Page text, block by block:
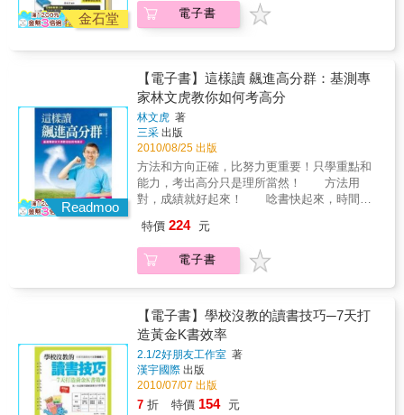
處。◎統整性表格清楚歸納狀元們各科的學習
重要方法、滿分祕密，從中吸收有效的學習
複習加練習。3. 訂定目標及讀書計畫，努力朝
目標前進。4. 時間分配有策略，善用零散時間
學習。5. 找出最適合自己的學習方法、讀書環
境。6. 保握自己的強項科目，不輕言放棄自己
的弱項科目，學習遇到問題一定趕快理解。7.
勤做筆記，把知識圖表化，用不同色筆清楚分
層重點。8. 熟練各式題型，勤寫考古題可快速
抓出重點。9. 多看報紙新聞，接觸時事。10.
多一分準備，就多一分機會。「勤作筆記」是
好的學習方式，可惜市面上這麼多筆記書，卻
報記者走訪全臺十六位99年大學學測滿級分的
高中生，獨家分享他們的學習歷程、習慣、各
科目有效的準備方法，和做筆記的獨門妙招。
門為臺灣學子設計的學習筆記書提供青年學子
們更多學習法，讓學生更快找到屬於自己的讀
書方法，重新檢視自己的學習方式，進而愛上
學習。
臺中高中楊博亞：「數學重視觀念理解，自己
寫『大觀念筆記』，考前再練習各類題型。」
武陵高中黃筑煙：「建議各科分別集中一本整
考的內容，用折頁提醒自己。」彰化高中張佑
瀚：「自製歷史筆記，畫出橫向編年紀事的圖
表，以不同顏色標示中西方歷史大事，一目了
然。」本書特色：◎十六位大學學測滿級分高
中生，有效準備各科的方法，和記筆記的獨門
妙招。鎮◎十六對不同社經狀況的滿分狀元父
母們，傳授獨家教養祕訣。◎政大教授、建中
師生、永平高中校長的「筆記活用術」，教你
處。◎統整性表格清楚歸納狀元們各科的學習
重要方法、滿分祕密，從中吸收有效的學習
法。滿分狀元們的十大滿分祕笈：1. 作息正
常，絕不熬夜。2. 課前預習、課中專心、課後
複習加練習。3. 訂定目標及讀書計畫，努力朝
目標前進。4. 時間分配有策略，善用零散時間
學習。5. 找出最適合自己的學習方法、讀書環
境。6. 保握自己的強項科目，不輕言放棄自己
的弱項科目，學習遇到問題一定趕快理解。7.
勤做筆記，把知識圖表化，用不同色筆清楚分
層重點。8. 熟練各式題型，勤寫考古題可快速
抓出重點。9. 多看報紙新聞，接觸時事。10.
金石堂 電子書
Readmoo
【電子書】這樣讀 飆進高分群：基測專
家林文虎教你如何考高分
林文虎 著
三采 出版
2010/08/25 出版
方法和方向正確，比努力更重要！只學重點和
能力，考出高分只是理所當然！ 方法用
對，成績就好起來！ 唸書快起來，時間就
都拿來反覆背誦， 只能讓孩子在小考、模
考考出好分數， 一旦孩子上了大考場，那
些準備就未必有用了！ 林文虎老師的方
章， 完全都難不倒他們！本書特色 釐
清大考的考題本質，讓所有準備考試的孩子不
再盲目準備而能確認目標。 總括林文虎老
師的高分學習法，掌握面對學習與考試的制勝
先機 無論是面對考題或是面對課本，招式
使出來，無往不利。
特價 224 元
電子書
【電子書】學校沒教的讀書技巧─7天打
造黃金K書效率
2.1/2好朋友工作室 著
漢宇國際 出版
2010/07/07 出版
7 折 特價 154 元